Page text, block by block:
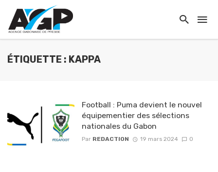
ÉTIQUETTE : KAPPA
Football : Puma devient le nouvel
équipementier des sélections
nationales du Gabon
Par REDACTION 19 mars 2024 0